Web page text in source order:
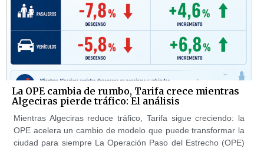
La OPE cambia de rumbo, Tarifa crece mientras
Algeciras pierde tráfico: El análisis
Mientras Algeciras reduce tráfico, Tarifa sigue creciendo: la
OPE acelera un cambio de modelo que puede transformar la
ciudad para siempre La Operación Paso del Estrecho (OPE)